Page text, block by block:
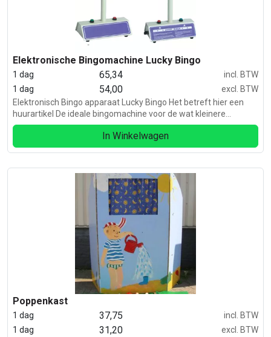
Elektronische Bingomachine Lucky Bingo
1 dag 65,34
incl. BTW
1 dag
54,00
excl. BTW
Elektronisch Bingo apparaat Lucky Bingo Het betreft hier een
huurartikel De ideale bingomachine voor de wat kleinere
ruimtes.
In Winkelwagen
Poppenkast
1 dag 37,75
incl. BTW
1 dag
31,20
excl. BTW